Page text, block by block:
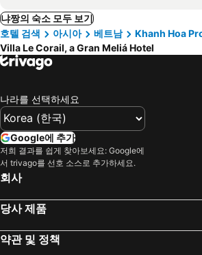
냐짱의 숙소 모두 보기
호텔 검색
아시아 베트남 Khanh Hoa
Villa Le Corail, a Gran Meliá Hotel
나라를 선택하세요
Google에 추가
저희 결과를 쉽게 찾아보세요: Google에
서 trivago를 선호 소스로 추가하세요.
회사
당사 제품
약관 및 정책